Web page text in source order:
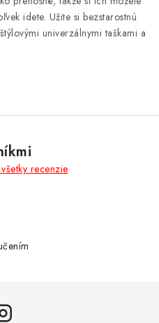
idete. Užite si bezstarostnú
univerzálnymi taškami a
recenzie